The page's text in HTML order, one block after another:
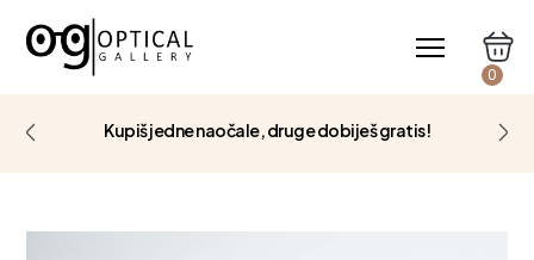
0
Kupiš jedne naočale, druge dobiješ gratis!